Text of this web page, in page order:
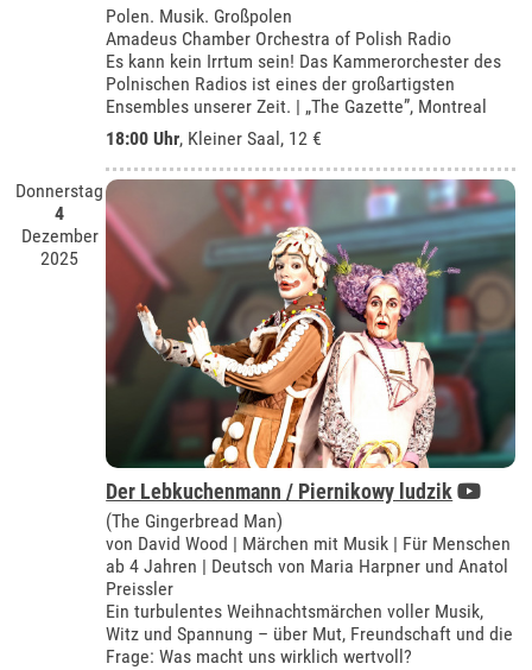
Polen. Musik. Großpolen
Amadeus Chamber Orchestra of Polish Radio
Es kann kein Irrtum sein! Das Kammerorchester des
Polnischen Radios ist eines der großartigsten
Ensembles unserer Zeit. | „The Gazette”, Montreal
18:00 Uhr, Kleiner Saal, 12 €
Donnerstag
4
Dezember
2025
Der Lebkuchenmann / Piernikowy ludzik
(The Gingerbread Man)
von David Wood | Märchen mit Musik | Für Menschen
ab 4 Jahren | Deutsch von Maria Harpner und Anatol
Preissler
Ein turbulentes Weihnachtsmärchen voller Musik,
Witz und Spannung – über Mut, Freundschaft und die
Frage: Was macht uns wirklich wertvoll?